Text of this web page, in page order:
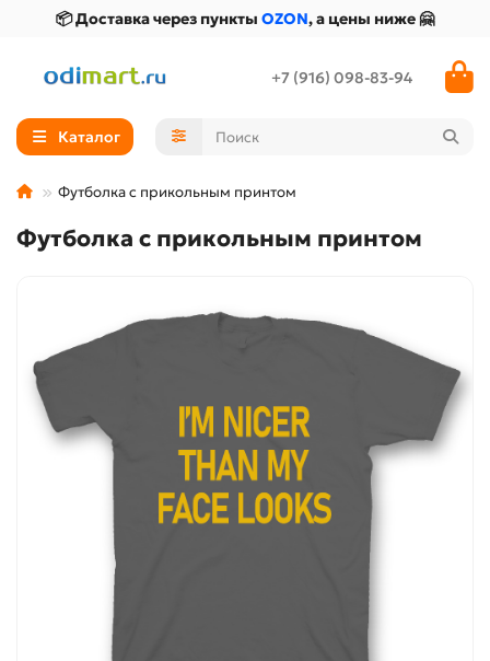
📦 Доставка через пункты OZON, а цены ниже 🤗
+7 (916) 098-83-94
Каталог
Футболка с прикольным принтом
Футболка с прикольным принтом